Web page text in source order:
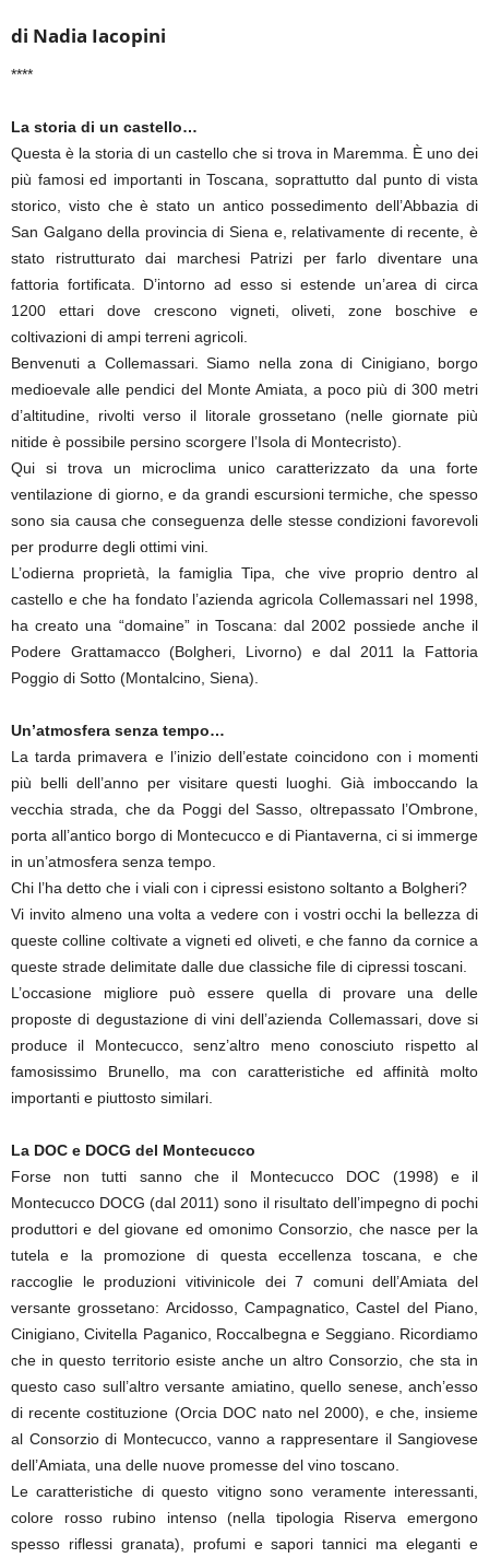
di Nadia Iacopini
****
La storia di un castello…
Questa è la storia di un castello che si trova in Maremma. È uno dei
più famosi ed importanti in Toscana, soprattutto dal punto di vista
storico, visto che è stato un antico possedimento dell’Abbazia di
San Galgano della provincia di Siena e, relativamente di recente, è
stato ristrutturato dai marchesi Patrizi per farlo diventare una
fattoria fortificata. D’intorno ad esso si estende un’area di circa
1200 ettari dove crescono vigneti, oliveti, zone boschive e
coltivazioni di ampi terreni agricoli.
Benvenuti a Collemassari. Siamo nella zona di Cinigiano, borgo
medioevale alle pendici del Monte Amiata, a poco più di 300 metri
d’altitudine, rivolti verso il litorale grossetano (nelle giornate più
nitide è possibile persino scorgere l’Isola di Montecristo).
Qui si trova un microclima unico caratterizzato da una forte
ventilazione di giorno, e da grandi escursioni termiche, che spesso
sono sia causa che conseguenza delle stesse condizioni favorevoli
per produrre degli ottimi vini.
L’odierna proprietà, la famiglia Tipa, che vive proprio dentro al
castello e che ha fondato l’azienda agricola Collemassari nel 1998,
ha creato una “domaine” in Toscana: dal 2002 possiede anche il
Podere Grattamacco (Bolgheri, Livorno) e dal 2011 la Fattoria
Poggio di Sotto (Montalcino, Siena).
Un’atmosfera senza tempo…
La tarda primavera e l’inizio dell’estate coincidono con i momenti
più belli dell’anno per visitare questi luoghi. Già imboccando la
vecchia strada, che da Poggi del Sasso, oltrepassato l’Ombrone,
porta all’antico borgo di Montecucco e di Piantaverna, ci si immerge
in un’atmosfera senza tempo.
Chi l’ha detto che i viali con i cipressi esistono soltanto a Bolgheri?
Vi invito almeno una volta a vedere con i vostri occhi la bellezza di
queste colline coltivate a vigneti ed oliveti, e che fanno da cornice a
queste strade delimitate dalle due classiche file di cipressi toscani.
L’occasione migliore può essere quella di provare una delle
proposte di degustazione di vini dell’azienda Collemassari, dove si
produce il Montecucco, senz’altro meno conosciuto rispetto al
famosissimo Brunello, ma con caratteristiche ed affinità molto
importanti e piuttosto similari.
La DOC e DOCG del Montecucco
Forse non tutti sanno che il Montecucco DOC (1998) e il
Montecucco DOCG (dal 2011) sono il risultato dell’impegno di pochi
produttori e del giovane ed omonimo Consorzio, che nasce per la
tutela e la promozione di questa eccellenza toscana, e che
raccoglie le produzioni vitivinicole dei 7 comuni dell’Amiata del
versante grossetano: Arcidosso, Campagnatico, Castel del Piano,
Cinigiano, Civitella Paganico, Roccalbegna e Seggiano. Ricordiamo
che in questo territorio esiste anche un altro Consorzio, che sta in
questo caso sull’altro versante amiatino, quello senese, anch’esso
di recente costituzione (Orcia DOC nato nel 2000), e che, insieme
al Consorzio di Montecucco, vanno a rappresentare il Sangiovese
dell’Amiata, una delle nuove promesse del vino toscano.
Le caratteristiche di questo vitigno sono veramente interessanti,
colore rosso rubino intenso (nella tipologia Riserva emergono
spesso riflessi granata), profumi e sapori tannici ma eleganti e